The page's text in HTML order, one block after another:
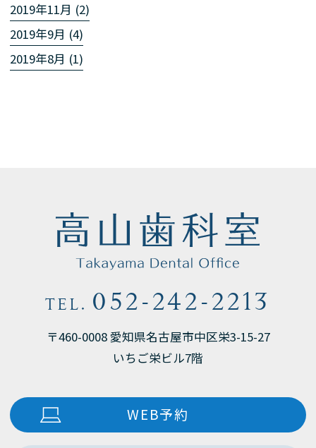
2019年11月 (2)
2019年9月 (4)
2019年8月 (1)
TEL. 052-242-2213
〒460-0008 愛知県名古屋市中区栄3-15-27
いちご栄ビル7階
WEB予約